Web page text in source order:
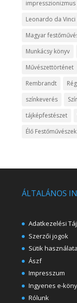
impresszionizmus
Leonardo da Vinci
Magyar
Munkácsy könyv
Művészettörténet
Rembrandt
színkeverés
tájképfestészet
Élő Festőművészek
ÁLTALÁNOS
Adatkezelési
Szerzői jogok
Sütik használata
Ászf
Impresszum
Ingyenes e-
Rólunk